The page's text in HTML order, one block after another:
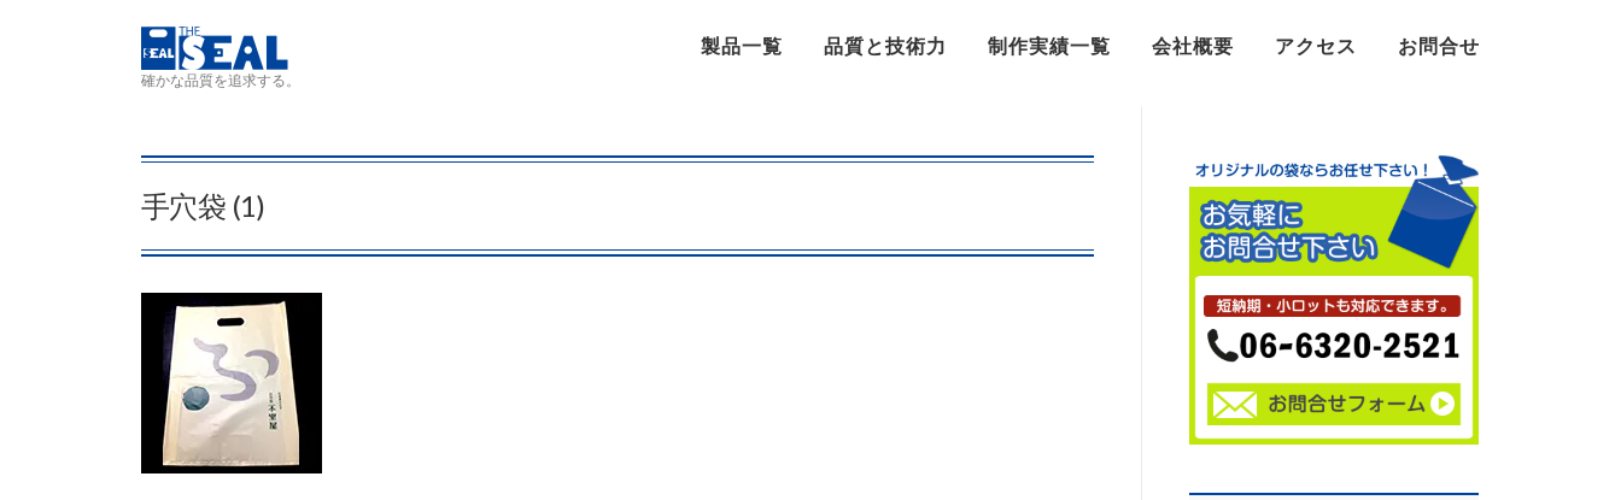
確かな品質を追求する。
製品一覧 品質と技術力 制作実績一覧 会社概要 アクセス お問合せ
手穴袋 (1)